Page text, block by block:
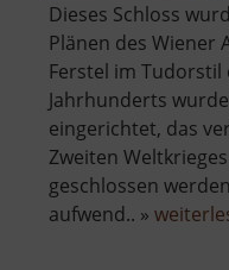
Dieses Schloss
Plänen des Wiener
Ferstel im Tudorstil
Jahrhunderts
eingerichtet, das
Zweiten
geschlossen
aufwend.. »